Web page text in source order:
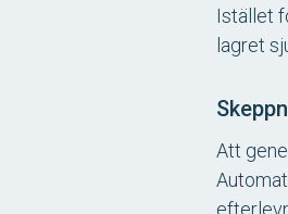
Istället
lagret
Att